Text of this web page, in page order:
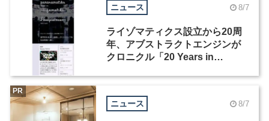
ニュース 8/7
ライゾマティクス設立から20周
年、アブストラクトエンジンが
クロニクル「20 Years in
ニュース 8/7
PR